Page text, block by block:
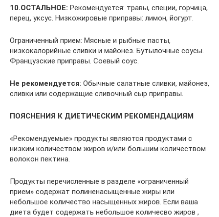
10.ОСТАЛЬНОЕ: Рекомендуется: травы, специи, горчица,
перец, уксус. Низкожировые приправы: лимон, йогурт.
Ограниченный прием: Мясные и рыбные пасты,
низкокалорийные сливки и майонез. Бутылочные соусы.
Французские приправы. Соевый соус.
Не рекомендуется: Обычные салатные сливки, майонез,
сливки или содержащие сливочный сыр приправы.
ПОЯСНЕНИЯ К ДИЕТИЧЕСКИМ РЕКОМЕНДАЦИЯМ
«Рекомендуемые» продукты являются продуктами с
низким количеством жиров и/или большим количеством
волокон пектина.
Продукты перечисленные в разделе «ограниченный
прием» содержат полиненасыщенные жиры или
небольшое количество насыщенных жиров. Если ваша
диета будет содержать небольшое количесво жиров ,